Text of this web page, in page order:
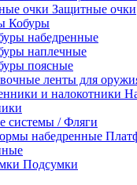
Защитные очки
Кобуры
набедренные
наплечные
поясные
ленты для
системы / Фляги
Подсумки